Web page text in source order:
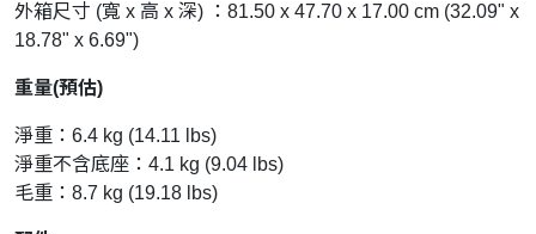
外箱尺寸 (寬 x 高 x 深) ：81.50 x 47.70 x 17.00 cm (32.09" x
18.78" x 6.69")
重量(預估)
淨重：6.4 kg (14.11 lbs)
淨重不含底座：4.1 kg (9.04 lbs)
毛重：8.7 kg (19.18 lbs)